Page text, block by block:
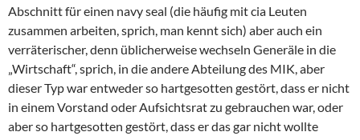
Abschnitt für einen navy seal (die häufig mit cia Leuten
zusammen arbeiten, sprich, man kennt sich) aber auch ein
verräterischer, denn üblicherweise wechseln Generäle in die
„Wirtschaft“, sprich, in die andere Abteilung des MIK, aber
dieser Typ war entweder so hartgesotten gestört, dass er nicht
in einem Vorstand oder Aufsichtsrat zu gebrauchen war, oder
aber so hartgesotten gestört, dass er das gar nicht wollte